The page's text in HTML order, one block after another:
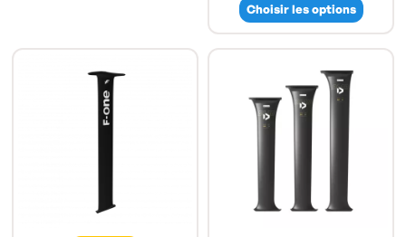
Choisir les options